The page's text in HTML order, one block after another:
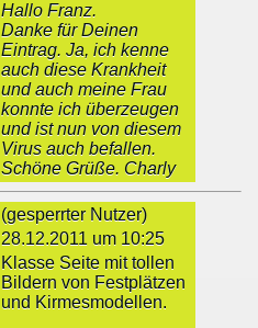
Hallo Franz.
Danke für Deinen
Eintrag. Ja, ich kenne
auch diese Krankheit
und auch meine Frau
konnte ich überzeugen
und ist nun von diesem
Virus auch befallen.
Schöne Grüße. Charly
(gesperrter Nutzer)
28.12.2011 um 10:25
Klasse Seite mit tollen
Bildern von Festplätzen
und Kirmesmodellen.